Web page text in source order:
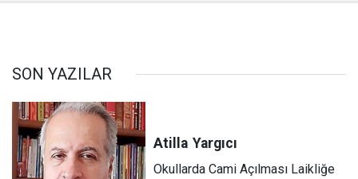
SON YAZILAR
Atilla Yargıcı
Okullarda Cami Açılması Laikliğe